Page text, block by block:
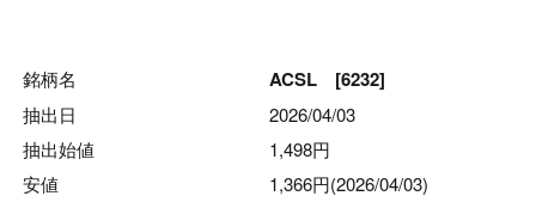
銘柄名 ACSL [6232]
抽出日
2026/04/03
抽出始値
1,498円
安値
1,366円(2026/04/03)